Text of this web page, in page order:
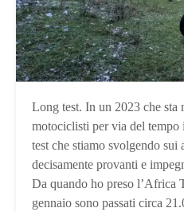
Long test. In un 2023 che sta
motociclisti per via del tempo
test che stiamo svolgendo
decisamente provanti e
Da quando ho preso l’Africa
gennaio sono passati circa